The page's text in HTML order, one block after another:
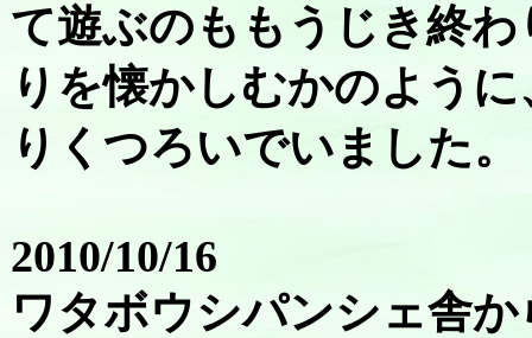
て遊ぶのももうじき終
りを懐かしむかのよう
りくつろいでいました
2010/10/16
ワタボウシパンシェ舎